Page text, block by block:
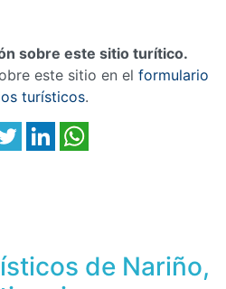
sobre este sitio turítico.
este sitio en el formulario
turísticos.
de Nariño,